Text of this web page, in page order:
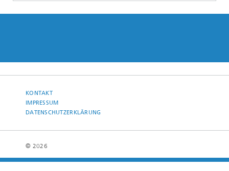
KONTAKT
IMPRESSUM
DATENSCHUTZERKLÄRUNG
© 2026